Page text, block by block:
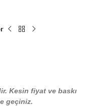
Kesin fiyat ve baskı
geçiniz.